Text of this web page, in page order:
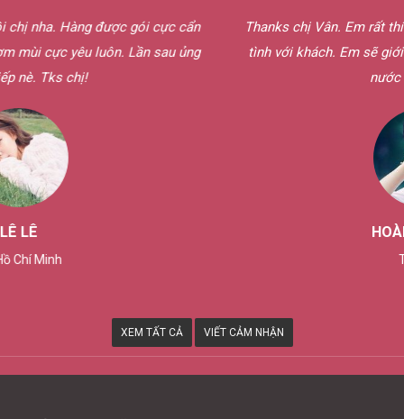
gói cực cẩn
sau ủng
Thanks chị Vân. Em rất thích cách phục vụ
tình với khách. Em sẽ giới thiệu cho bạn bè
XEM TẤT CẢ VIẾT CẢM NHẬN